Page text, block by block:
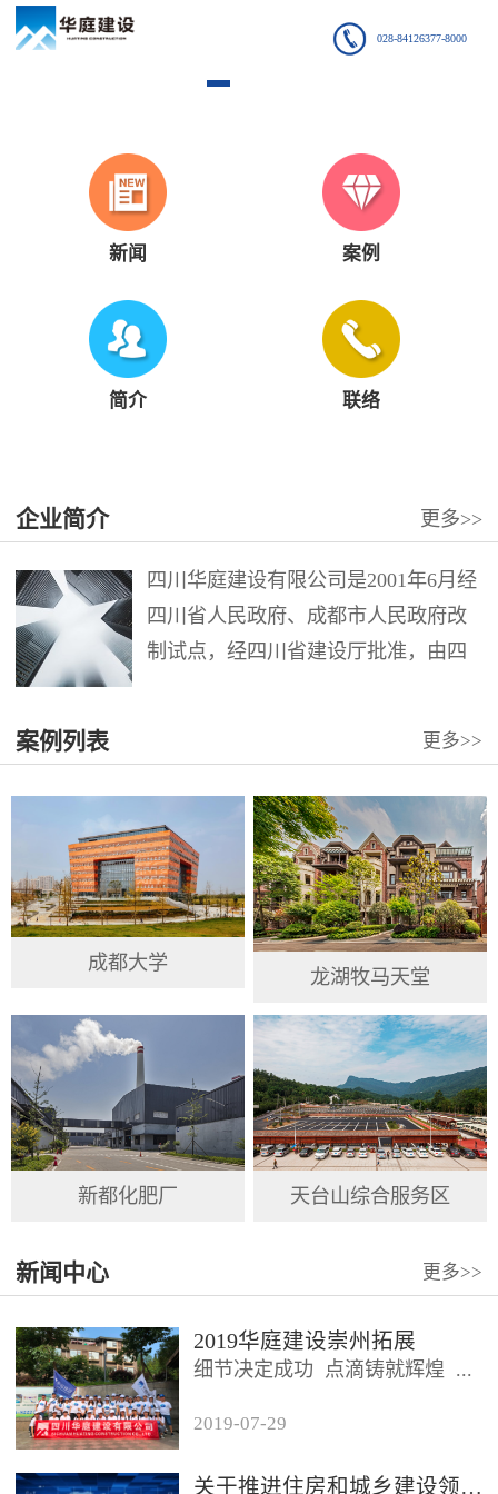
028-84126377-8000
新闻 案例
简介 联络
企业简介 更多>>
四川华庭建设有限公司是2001年6月经
四川省人民政府、成都市人民政府改
制试点，经四川省建设厅批准，由四
万元。公司具有建筑工程施工总承包
壹级、市政公用工程施工总承包壹
级、地...
案例列表 更多>>
成都大学
龙湖牧马天堂
新都化肥厂 天台山综合服务区
新闻中心 更多>>
2019华庭建设崇州拓展
细节决定成功 点滴铸就辉煌 ...
2019-07-29
关于推进住房和城乡建设领域施工现场专业人员职业培训工作的通知